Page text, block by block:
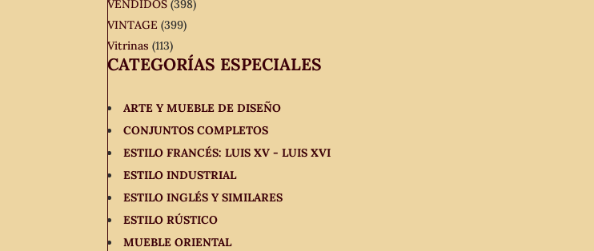
VENDIDOS (398)
VINTAGE (399)
Vitrinas (113)
CATEGORÍAS ESPECIALES
ARTE Y MUEBLE DE DISEÑO
CONJUNTOS COMPLETOS
ESTILO FRANCÉS: LUIS XV - LUIS XVI
ESTILO INDUSTRIAL
ESTILO INGLÉS Y SIMILARES
ESTILO RÚSTICO
MUEBLE ORIENTAL